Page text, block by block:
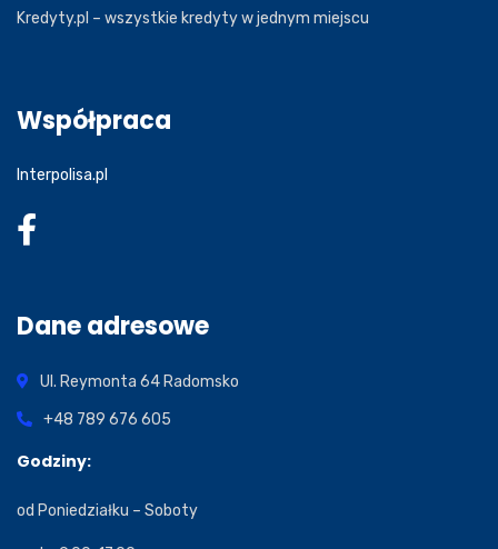
Kredyty.pl – wszystkie kredyty w jednym miejscu
Współpraca
Interpolisa.pl
Dane adresowe
Ul. Reymonta 64 Radomsko
+48 789 676 605
Godziny:
od Poniedziałku – Soboty